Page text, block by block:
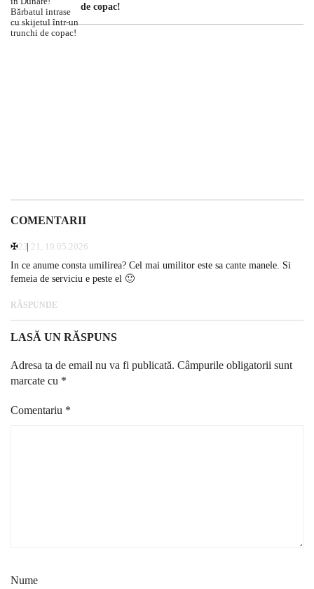
de copac!
COMENTARII
✠23:21, 19.05.2026
In ce anume consta umilirea? Cel mai umilitor este sa cante manele. Si
femeia de serviciu e peste el 🙂
RĂSPUNDE
LASĂ UN RĂSPUNS
Adresa ta de email nu va fi publicată. Câmpurile obligatorii sunt
marcate cu *
Comentariu *
Nume